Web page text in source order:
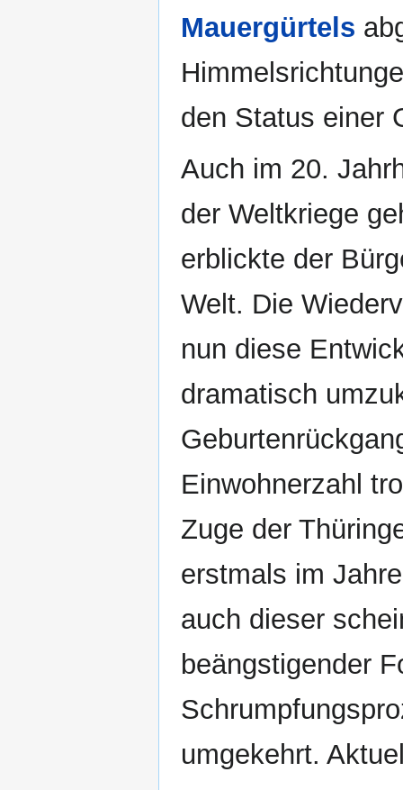
Mauergürtels
den Status einer
Auch im 20.
der Weltkriege
erblickte der
Welt. Die
nun diese
dramatisch
Einwohnerzahl
Zuge der
erstmals im
auch dieser
beängstigender
umgekehrt.